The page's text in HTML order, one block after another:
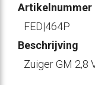
Artikelnummer
FED|464P
Beschrijving
Zuiger GM 2,8